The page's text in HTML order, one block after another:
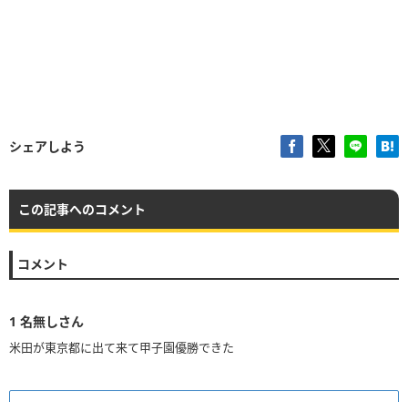
シェアしよう
この記事へのコメント
コメント
1 名無しさん
米田が東京都に出て来て甲子園優勝できた